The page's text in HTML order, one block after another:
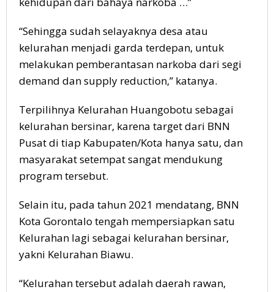
“Sehingga sudah selayaknya desa atau
kelurahan menjadi garda terdepan, untuk
melakukan pemberantasan narkoba dari segi
demand dan supply reduction,” katanya.
Terpilihnya Kelurahan Huangobotu sebagai
kelurahan bersinar, karena target dari BNN
Pusat di tiap Kabupaten/Kota hanya satu, dan
masyarakat setempat sangat mendukung
program tersebut.
Selain itu, pada tahun 2021 mendatang, BNN
Kota Gorontalo tengah mempersiapkan satu
Kelurahan lagi sebagai kelurahan bersinar,
yakni Kelurahan Biawu.
“Kelurahan tersebut adalah daerah rawan,